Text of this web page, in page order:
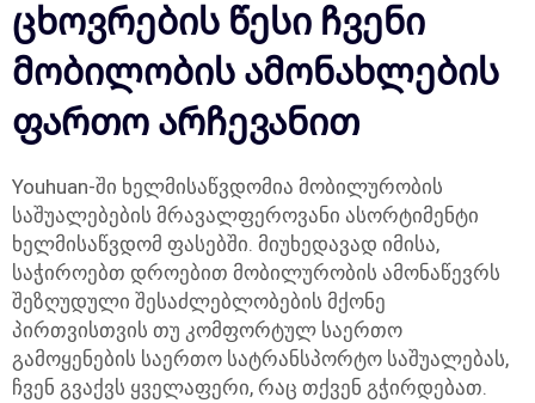
ცხოვრების წესი ჩვენი
მობილობის ამონახლების
ფართო არჩევანით
Youhuan-ში ხელმისაწვდომია მობილურობის
საშუალებების მრავალფეროვანი ასორტიმენტი
ხელმისაწვდომ ფასებში. მიუხედავად იმისა,
საჭიროებთ დროებით მობილურობის ამონაწევრს
შეზღუდული შესაძლებლობების მქონე
პირთვისთვის თუ კომფორტულ საერთო
გამოყენების საერთო სატრანსპორტო საშუალებას,
ჩვენ გვაქვს ყველაფერი, რაც თქვენ გჭირდებათ.